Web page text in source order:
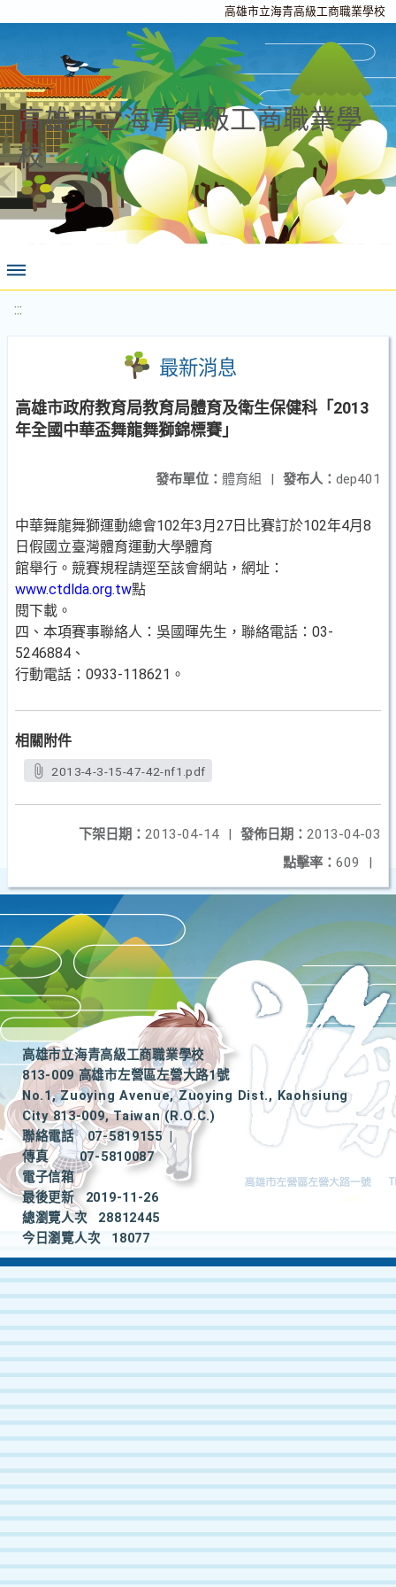
高雄市立海青高級工商職業學校
高雄市立海青高級工商職業學
校
:::
最新消息
高雄市政府教育局教育局體育及衛生保健科「2013
年全國中華盃舞龍舞獅錦標賽」
發布人： dep401
發布單位： 體育組 |
中華舞龍舞獅運動總會102年3月27日比賽訂於102年4月8
日假國立臺灣體育運動大學體育
館舉行。競賽規程請逕至該會網站，網址：
www.ctdlda.org.tw點
閱下載。
四、本項賽事聯絡人：吳國暉先生，聯絡電話：03-
5246884、
行動電話：0933-118621。
相關附件
2013-4-3-15-47-42-nf1.pdf
發佈日期： 2013-04-03
下架日期： 2013-04-14
|
點擊率： 609 |
高雄市立海青高級工商職業學校
813-009 高雄市左營區左營大路1號
No.1, Zuoying Avenue, Zuoying Dist., Kaohsiung
City 813-009, Taiwan (R.O.C.)
聯絡電話
07-5819155
|
傳真
07-5810087
電子信箱
最後更新
2019-11-26
總瀏覽人次
28812445
今日瀏覽人次
18077